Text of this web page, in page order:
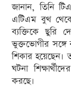
জানান, তিনি
এটিএম বুথ
ব্যক্তিকে ছুরি
ভুক্তভোগীর সঙ্গে
শিকার
ঘটনা
করছে।